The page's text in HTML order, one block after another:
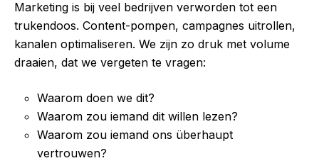
Marketing is bij veel bedrijven verworden tot een
trukendoos. Content-pompen, campagnes uitrollen,
kanalen optimaliseren. We zijn zo druk met volume
draaien, dat we vergeten te vragen:
Waarom doen we dit?
Waarom zou iemand dit willen lezen?
Waarom zou iemand ons überhaupt
vertrouwen?